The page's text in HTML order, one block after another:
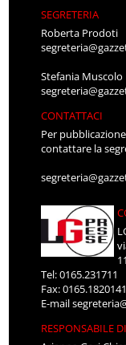
SEGRETERIA
Roberta Prodoti
Stefania Muscolo
CONTATTACI
Per
contattare la
Tel: 0165.231711
Fax: 0165.1820141
E-mail
RESPONSABILE